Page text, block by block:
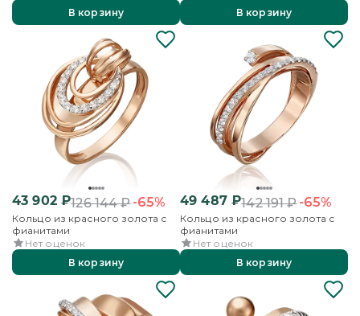
В корзину
В корзину
43 902₽126 144₽-65%
Кольцо из красного золота с
фианитами
Нет оценок
В корзину
49 487₽142 191₽-65%
Кольцо из красного золота с
фианитами
Нет оценок
В корзину